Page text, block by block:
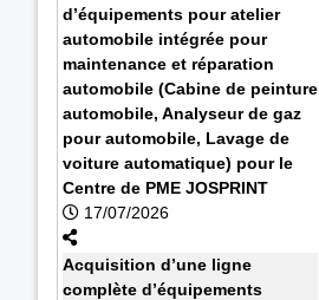
d’équipements pour atelier
automobile intégrée pour
maintenance et réparation
automobile (Cabine de peinture
automobile, Analyseur de gaz
pour automobile, Lavage de
voiture automatique) pour le
Centre de PME JOSPRINT
17/07/2026
Acquisition d’une ligne
complète d’équipements